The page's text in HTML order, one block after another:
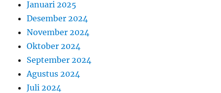
Januari 2025
Desember 2024
November 2024
Oktober 2024
September 2024
Agustus 2024
Juli 2024